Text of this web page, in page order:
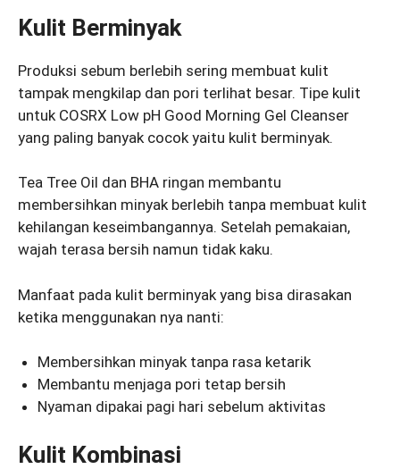
Kulit Berminyak
Produksi sebum berlebih sering membuat kulit
tampak mengkilap dan pori terlihat besar. Tipe kulit
untuk COSRX Low pH Good Morning Gel Cleanser
yang paling banyak cocok yaitu kulit berminyak.
Tea Tree Oil dan BHA ringan membantu
membersihkan minyak berlebih tanpa membuat kulit
kehilangan keseimbangannya. Setelah pemakaian,
wajah terasa bersih namun tidak kaku.
Manfaat pada kulit berminyak yang bisa dirasakan
ketika menggunakan nya nanti:
Membersihkan minyak tanpa rasa ketarik
Membantu menjaga pori tetap bersih
Nyaman dipakai pagi hari sebelum aktivitas
Kulit Kombinasi